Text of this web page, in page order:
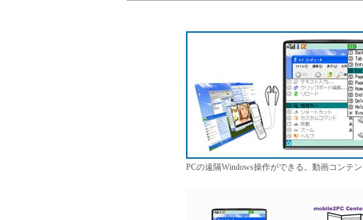
PCの遠隔Windows操作ができる。動画コンテ